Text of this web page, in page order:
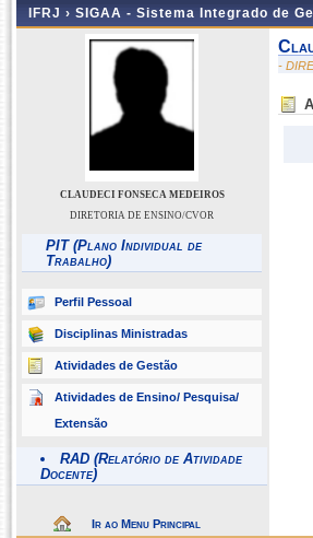
IFRJ › SIGAA - Sistema Integrado de
CLAUDECI FONSECA MEDEIROS
DIRETORIA DE ENSINO/CVOR
PIT (Plano Individual de
Trabalho)
Perfil Pessoal
Disciplinas Ministradas
Atividades de Gestão
Atividades de Ensino/ Pesquisa/
Extensão
RAD (Relatório de Atividade
Docente)
Ir ao Menu Principal
-